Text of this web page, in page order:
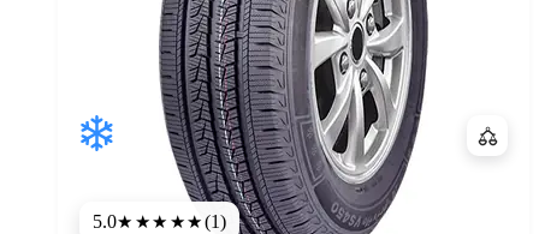
5.0★★★★★(1)